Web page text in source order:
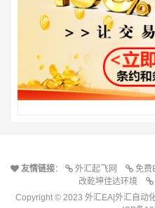
友情链接： 外汇起飞网 免费
改乾坤佳达环境
Copyright © 2023 外汇EA|外汇自动